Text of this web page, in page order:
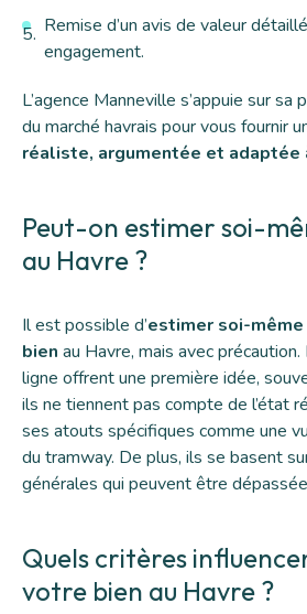
Remise d’un avis de valeur
engagement.
L’agence Manneville s’appuie sur sa
du marché havrais pour vous fournir
réaliste, argumentée et adaptée
Peut-on estimer soi-
au Havre ?
Il est possible d’estimer soi-
bien au Havre, mais avec
ligne offrent une première idée,
ils ne tiennent pas compte de l’état
ses atouts spécifiques comme une
du tramway. De plus, ils se basent
générales qui peuvent être
Quels critères
votre bien au Havre ?